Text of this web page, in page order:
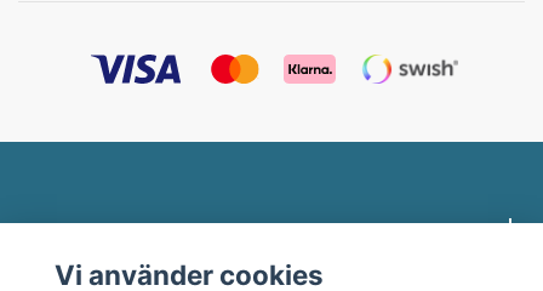
Vi använder cookies